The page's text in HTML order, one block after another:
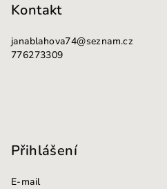
Kontakt
janablahova74@seznam.cz
776273309
Přihlášení
E-mail